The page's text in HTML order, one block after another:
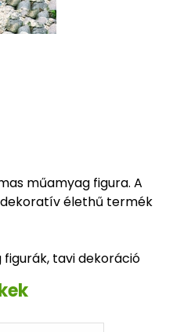
műamyag figura. A
élethű termék
tavi dekoráció